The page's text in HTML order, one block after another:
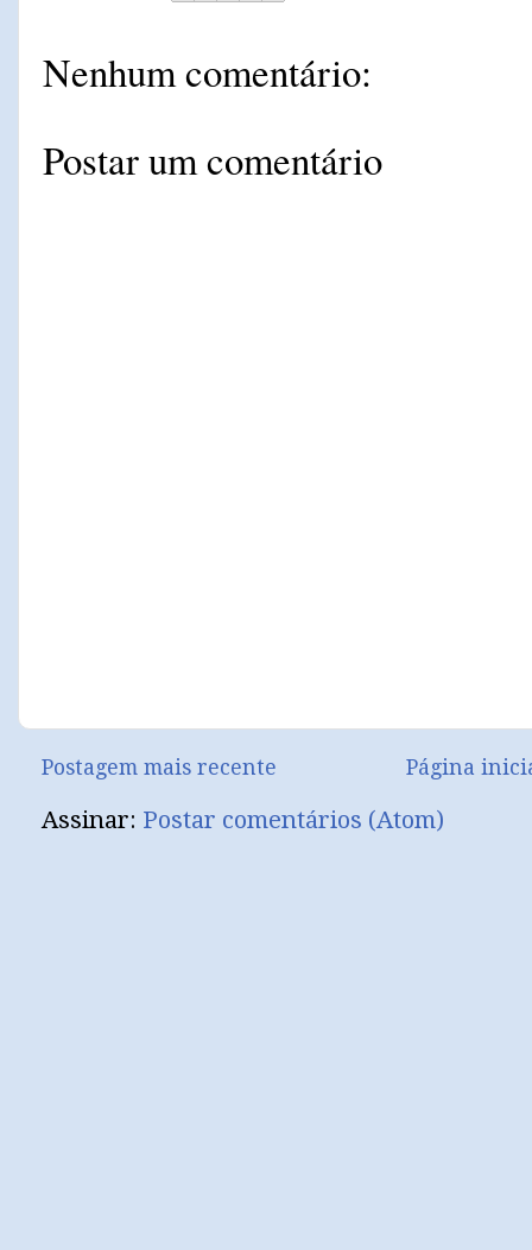
Nenhum comentário:
Postar um comentário
Postagem mais recente Página
Assinar: Postar comentários (Atom)